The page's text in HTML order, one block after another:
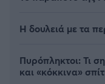
Η δουλειά με τα
Πυρόπληκτοι: Τι
και «κόκκινα»